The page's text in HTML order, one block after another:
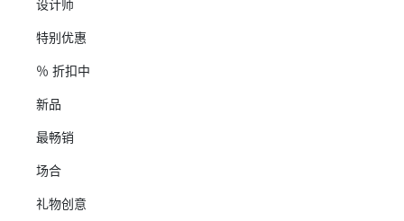
设计师
特别优惠
％ 折扣中
新品
最畅销
场合
礼物创意